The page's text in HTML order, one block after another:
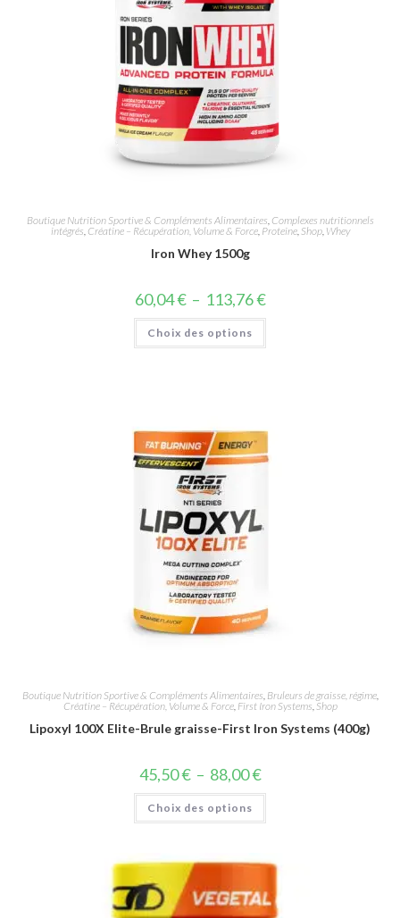
Boutique Nutrition Sportive & Compléments Alimentaires Complexes nutritionnels
intégrés Créatine – Récupération, Volume & Force, Proteine, Shop, Whey
Iron Whey 1500g
60,04€ – 113,76€
Choix des options
Boutique Nutrition Sportive & Compléments Alimentaires, Bruleurs de graisse, régime,
Créatine – Récupération, Volume & Force, First Iron Systems, Shop
Lipoxyl 100X Elite-Brule graisse-First Iron Systems (400g)
45,50€ – 88,00€
Choix des options